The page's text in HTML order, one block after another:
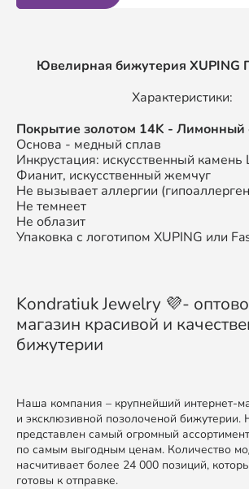
Ювелирная бижутерия XUPING
Характеристики:
Покрытие золотом 14K - Лимонный
Основа - медный сплав
Инкрустация: искусственный
Фианит, искусственный жемчуг
Не вызывает аллергии
Не темнеет
Не облазит
Упаковка с логотипом XUPING или
Kondratiuk Jewelry 💜-
магазин красивой и
бижутерии
Наша компания – крупнейший интернет-
и эксклюзивной позолоченой бижутерии.
представлен самый огромный
по самым выгодным ценам. Количество
насчитивает более 24 000 позиций,
готовы к отправке.